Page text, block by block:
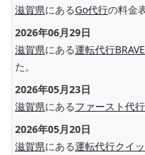
滋賀県にあるGo代行の料金
2026年06月29日
滋賀県にある運転代行
た。
2026年05月23日
滋賀県にあるファースト代
2026年05月20日
滋賀県にある運転代行クイ